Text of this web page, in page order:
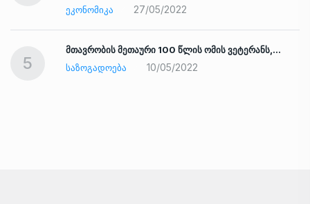
ᲔᲙᲝᲜᲝᲛᲘᲙᲐ
27/05/2022
5
მთავრობის მეთაური 100 წლის ომის ვეტერანს,…
ᲡᲐᲖᲝᲒᲐᲓᲝᲔᲑᲐ
10/05/2022